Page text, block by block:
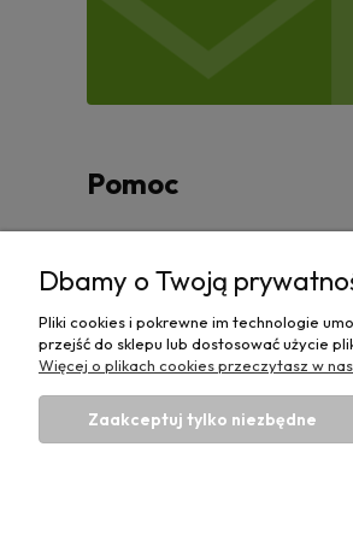
Pomoc
Regulamin
Dbamy o Twoją
Pliki cookies i pokrewne im technologie
przejść do sklepu lub dostosować użycie
Więcej o plikach cookies przeczytasz w
Zaakceptuj tylko niezbędne